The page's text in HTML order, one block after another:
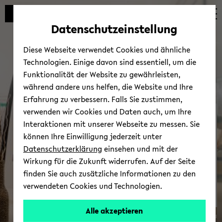
Automatische
vermeiden
zum
wechseln
zum
wechseln
zum
wechseln
Zen­tra­le Stu­di­en­be­ra­tung
© Uni­ver­si­tät Bie­le­feld
Datenschutzeinstellung
Diese Webseite verwendet Cookies und ähnliche
Technologien. Einige davon sind essentiell, um die
Funktionalität der Website zu gewährleisten,
während andere uns helfen, die Website und Ihre
Erfahrung zu verbessern. Falls Sie zustimmen,
verwenden wir Cookies und Daten auch, um Ihre
Interaktionen mit unserer Webseite zu messen. Sie
können Ihre Einwilligung jederzeit unter
Datenschutzerklärung einsehen und mit der
Wirkung für die Zukunft widerrufen. Auf der Seite
finden Sie auch zusätzliche Informationen zu den
verwendeten Cookies und Technologien.
Alle akzeptieren